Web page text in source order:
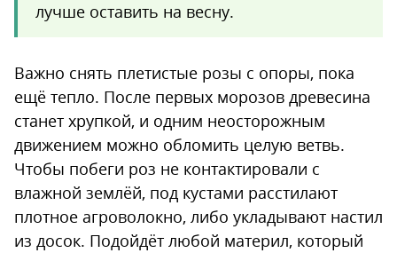
лучше оставить на весну.
Важно снять плетистые розы с опоры, пока
ещё тепло. После первых морозов древесина
станет хрупкой, и одним неосторожным
движением можно обломить целую ветвь.
Чтобы побеги роз не контактировали с
влажной землёй, под кустами расстилают
плотное агроволокно, либо укладывают настил
из досок. Подойдёт любой материл, который